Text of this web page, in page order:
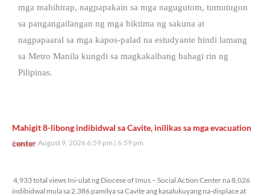
mga mahihirap, nagpapakain sa mga nagugutom, tumutugon
sa pangangailangan ng mga biktima ng sakuna at
nagpapaaral sa mga kapos-palad na estudyante hindi lamang
sa Metro Manila kungdi sa magkakaibang bahagi rin ng
Pilipinas.
Mahigit 8-libong indibidwal sa Cavite, inilikas sa mga evacuation
center
Sunday, August 9, 2026 6:59 pm 6:59 pm
4,933 total views Ini-ulat ng Diocese of Imus – Social Action Center na 8,026
indibidwal mula sa 2,386 pamilya sa Cavite ang kasalukuyang na-displace at